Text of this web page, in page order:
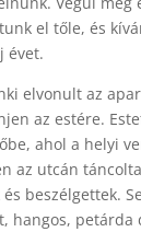
el tőle, és
évet.
elvonult az
az estére.
ahol a helyi
az utcán
beszélgettek.
hangos, petárda